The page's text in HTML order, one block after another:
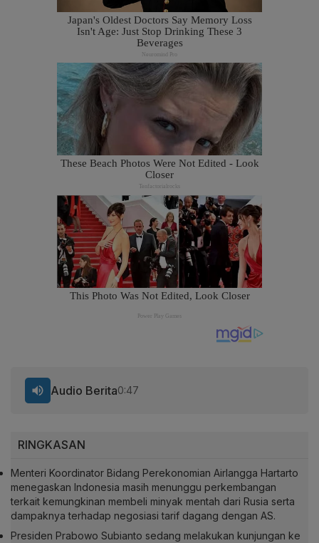
RINGKASAN
Menteri Koordinator Bidang Perekonomian Airlangga Hartarto
menegaskan Indonesia masih menunggu perkembangan
terkait kemungkinan membeli minyak mentah dari Rusia serta
dampaknya terhadap negosiasi tarif dagang dengan AS.
Presiden Prabowo Subianto sedang melakukan kunjungan ke
Audio Berita0:47